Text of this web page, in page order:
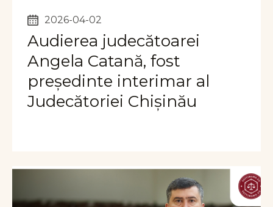
2026-04-02
Audierea judecătoarei
Angela Catană, fost
președinte interimar al
Judecătoriei Chișinău